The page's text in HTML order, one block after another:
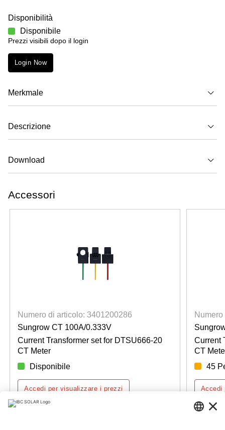
Disponibilità
Disponibile
Prezzi visibili dopo il login
Login Now
Merkmale
Descrizione
Download
Accessori
Numero di articolo: 3401200286
Sungrow CT 100A/0.333V
Current Transformer set for DTSU666-20
CT Meter
Disponibile
Accedi per visualizzare i prezzi
Current
CT
45
Accedi